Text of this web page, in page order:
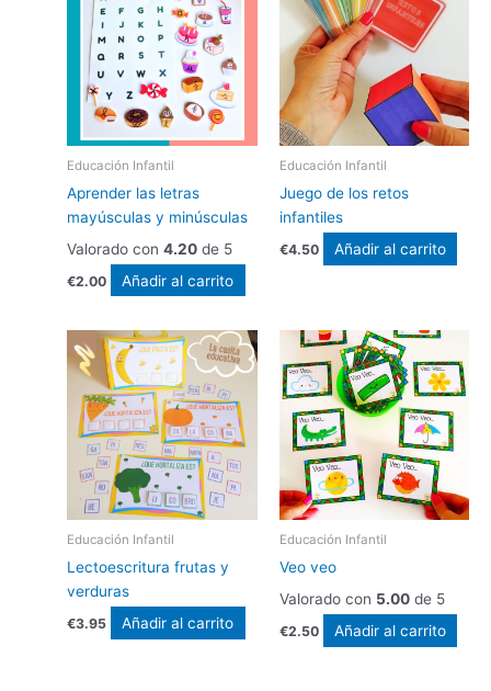
Educación Infantil
Aprender las letras
mayúsculas y minúsculas
Valorado con4.20 de 5
€2.00 Añadir al carrito
Educación Infantil
Juego de los retos
infantiles
€4.50 Añadir al carrito
Educación Infantil
Lectoescritura frutas y
verduras
€3.95 Añadir al carrito
Educación Infantil
Veo veo
Valorado con 5.00de 5
€2.50 Añadir al carrito